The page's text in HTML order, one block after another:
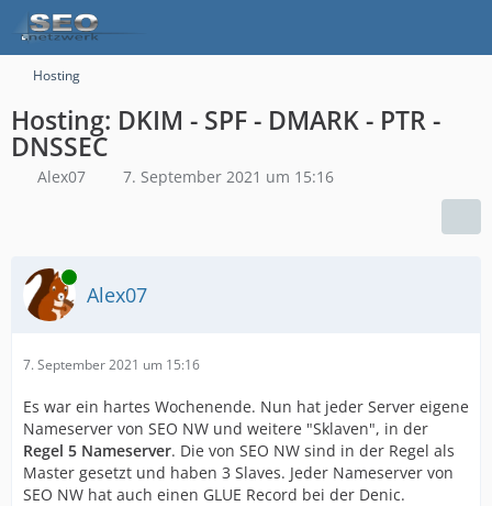
Hosting
Hosting: DKIM - SPF - DMARK - PTR -
DNSSEC
Alex07 7. September 2021 um 15:16
Online
Alex07
7. September 2021 um 15:16
Es war ein hartes Wochenende. Nun hat jeder Server eigene
Nameserver von SEO NW und weitere "Sklaven", in der
Regel 5 Nameserver. Die von SEO NW sind in der Regel als
Master gesetzt und haben 3 Slaves. Jeder Nameserver von
SEO NW hat auch einen GLUE Record bei der Denic.